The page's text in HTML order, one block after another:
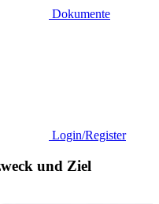
Dokumente
Login/Register
und Ziel